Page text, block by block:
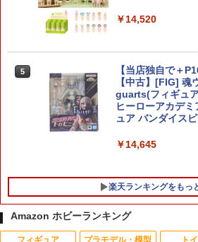
￥2,970
5
楽プラ スナップ
タイプR 1997 ス
ール 【09-SB】 (
￥3,406
￥14,520
5
【当店独自で＋
【中古】[FIG] 魂
guarts(フィギュ
ヒーローアカデ
ュア バンダイス
￥14,645
楽天ランキングをもっ
Amazon ホビーランキング